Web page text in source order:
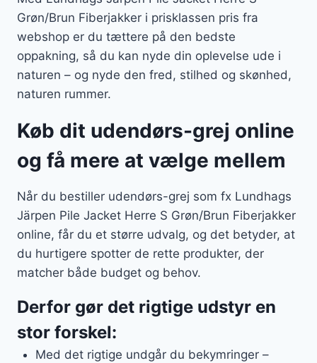
Grøn/Brun Fiberjakker i prisklassen pris fra
webshop er du tættere på den bedste
oppakning, så du kan nyde din oplevelse ude i
naturen – og nyde den fred, stilhed og skønhed,
naturen rummer.
Køb dit udendørs-grej online
og få mere at vælge mellem
Når du bestiller udendørs-grej som fx Lundhags
Järpen Pile Jacket Herre S Grøn/Brun Fiberjakker
online, får du et større udvalg, og det betyder, at
du hurtigere spotter de rette produkter, der
matcher både budget og behov.
Derfor gør det rigtige udstyr en
stor forskel:
Med det rigtige undgår du bekymringer –